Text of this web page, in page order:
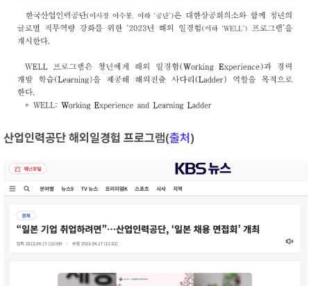
산업인력공단 해외일경험 프로그램(출처 )